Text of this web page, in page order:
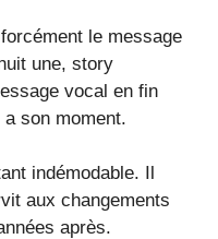
le message
une, story
vocal en fin
son moment.
indémodable. Il
aux changements
après.